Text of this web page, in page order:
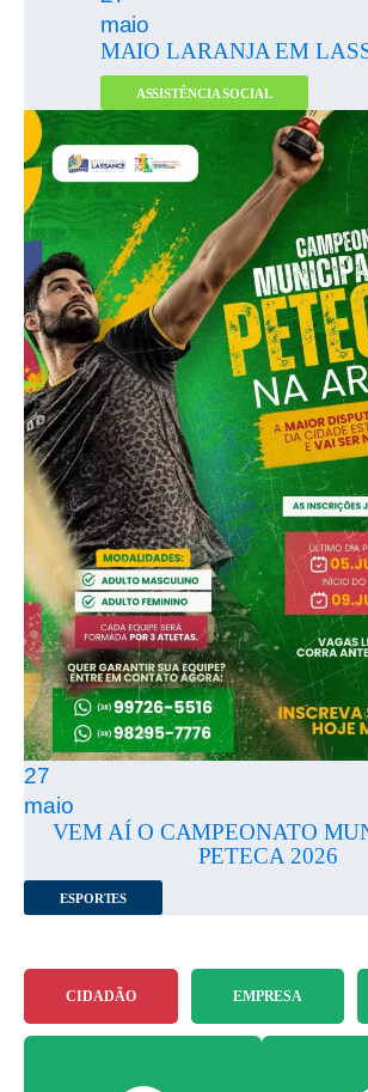
maio
MAIO LARANJA EM
ASSISTÊNCIA SOCIAL
27
maio
VEM AÍ O CAMPEONATO
PETECA 2026
ESPORTES
CIDADÃO EMPRESA